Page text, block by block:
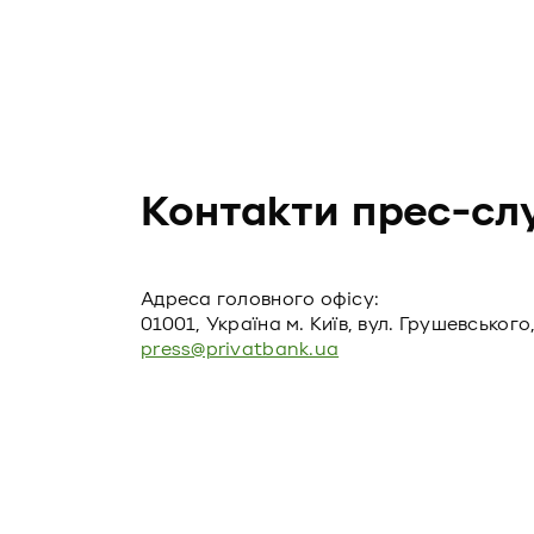
Контакти прес-
Адреса головного офiсу:
01001, Україна м. Київ, вул.
press@privatbank.ua